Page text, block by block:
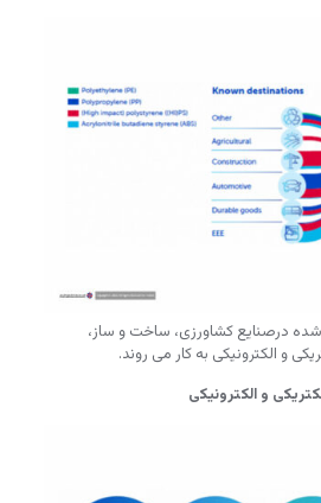
شده درصنایع کشاورزی، ساخت و ساز،
و الکترونیکی به کار می روند.
و الکترونیکی